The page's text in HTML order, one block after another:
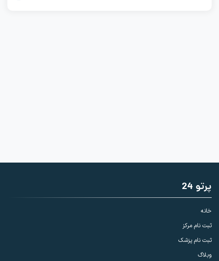
پرتو 24
خانه
ثبت نام مرکز
ثبت نام پزشک
وبلاگ